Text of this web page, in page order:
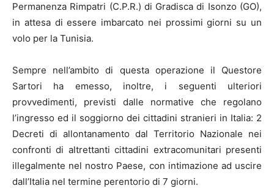
Permanenza Rimpatri (C.P.R.) di Gradisca di Isonzo (GO),
in attesa di essere imbarcato nei prossimi giorni su un
volo per la Tunisia.
Sempre nell’ambito di questa operazione il Questore
Sartori ha emesso, inoltre, i seguenti ulteriori
provvedimenti, previsti dalle normative che regolano
l’ingresso ed il soggiorno dei cittadini stranieri in Italia: 2
Decreti di allontanamento dal Territorio Nazionale nei
confronti di altrettanti cittadini extracomunitari presenti
illegalmente nel nostro Paese, con intimazione ad uscire
dall’Italia nel termine perentorio di 7 giorni.